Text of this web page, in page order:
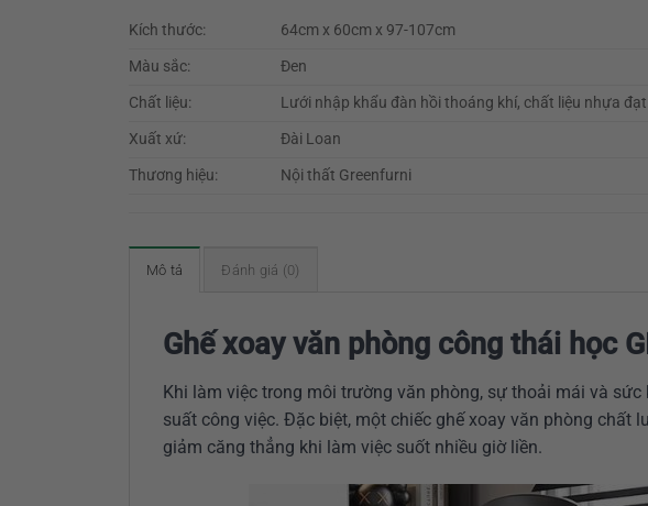
Kích thước:
64cm x 60cm x 97-107cm
Màu sắc:
Đen
Chất liệu:
Lưới nhập khẩu đàn hồi thoáng khí, chất liệu nhựa
Xuất xứ:
Đài Loan
Thương hiệu:
Nội thất Greenfurni
Mô tả Đánh giá (0)
Ghế xoay văn phòng công thái học
Khi làm việc trong môi trường văn phòng, sự thoải mái và
suất công việc. Đặc biệt, một chiếc ghế xoay văn phòng chất
giảm căng thẳng khi làm việc suốt nhiều giờ liền.